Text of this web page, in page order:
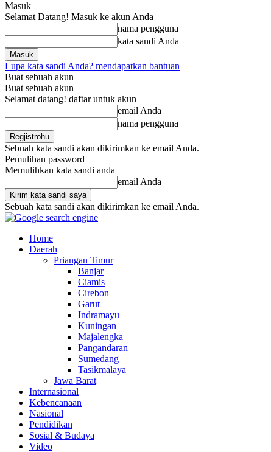
Masuk
Selamat Datang! Masuk ke akun Anda
nama pengguna
kata sandi Anda
Lupa kata sandi Anda? mendapatkan bantuan
Buat sebuah akun
Buat sebuah akun
Selamat datang! daftar untuk akun
email Anda
nama pengguna
Sebuah kata sandi akan dikirimkan ke email Anda.
Pemulihan password
Memulihkan kata sandi anda
email Anda
Sebuah kata sandi akan dikirimkan ke email Anda.
Home
Daerah
Priangan Timur
Banjar
Ciamis
Cirebon
Garut
Indramayu
Kuningan
Majalengka
Pangandaran
Sumedang
Tasikmalaya
Jawa Barat
Internasional
Kebencanaan
Nasional
Pendidikan
Sosial & Budaya
Video